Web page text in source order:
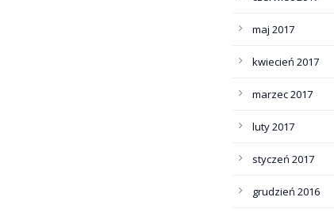
maj 2017
kwiecień 2017
marzec 2017
luty 2017
styczeń 2017
grudzień 2016